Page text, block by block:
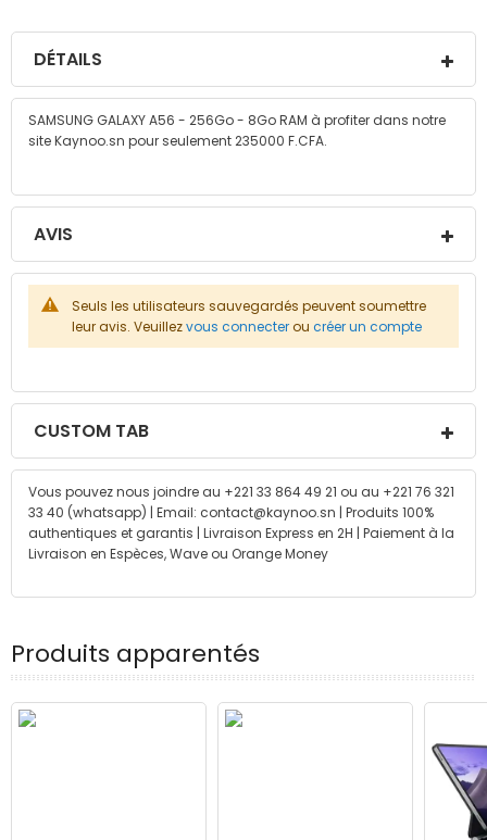
DÉTAILS
SAMSUNG GALAXY A56 - 256Go - 8Go RAM à profiter dans notre
site Kaynoo.sn pour seulement 235000 F.CFA.
AVIS
Seuls les utilisateurs sauvegardés peuvent soumettre
leur avis. Veuillezvous connecterou créer un compte
CUSTOM TAB
Vous pouvez nous joindre au +221 33 864 49 21 ou au +221 76 321
33 40 (whatsapp) | Email: contact@kaynoo.sn | Produits 100%
authentiques et garantis | Livraison Express en 2H | Paiement à la
Livraison en Espèces, Wave ou Orange Money
Produits apparentés